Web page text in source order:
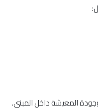
المعيشة داخل المبنى.